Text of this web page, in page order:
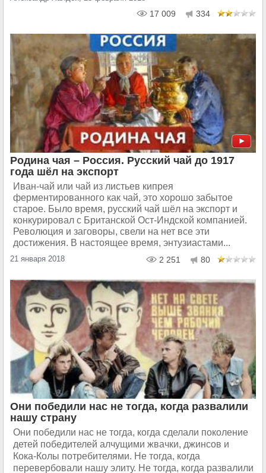
17 009 334
Родина чая – Россия. Русский чай до 1917
года шёл на экспорт
Иван-чай или чай из листьев кипрея
ферментированного как чай, это хорошо забытое
старое. Было время, русский чай шёл на экспорт и
конкурировал с Британской Ост-Индской компанией.
Революция и заговоры, свели на нет все эти
достижения. В настоящее время, энтузиастами...
21 января 2018 2 251 80
Они победили нас не тогда, когда развалили
нашу страну
Они победили нас не тогда, когда сделали поколение
детей победителей алчущими жвачки, джинсов и
Кока-Колы потребителями. Не тогда, когда
перевербовали нашу элиту. Не тогда, когда развалили